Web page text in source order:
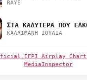
RAYE
ΚΑΛΛΙΜΑΝΗ ΙΟΥΛΙΑ
IFPI Airplay Chart
MediaInspector